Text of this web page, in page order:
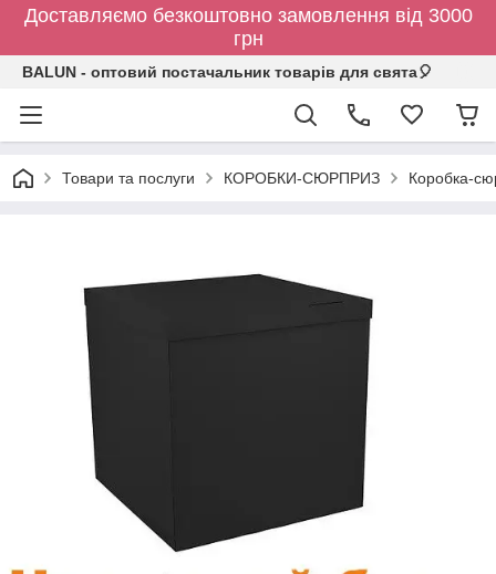
Доставляємо безкоштовно замовлення від 3000
грн
BALUN - оптовий постачальник товарів для свята🎈
Товари та послуги КОРОБКИ-СЮРПРИЗ Коробка-